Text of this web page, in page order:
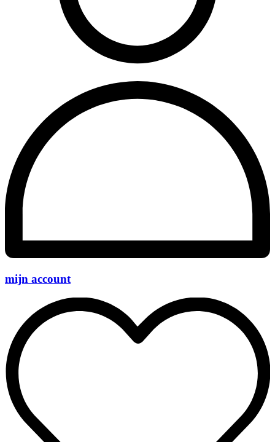
mijn account